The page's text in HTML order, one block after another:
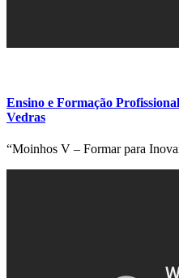
Ensino e Formação
Vedras
“Moinhos V – Formar para